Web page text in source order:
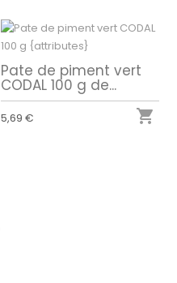
Pate de piment vert
CODAL 100 g de...
5,69 € 